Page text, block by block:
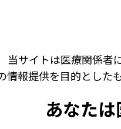
2カ月前」から「3カ
「1カ月前」にそれぞ
くは中止とし、40人
変更後のマニュアルは
ては柔軟な対応を検討
06:10
当サイトは医療関係者
情報提供を目的とした
あなた